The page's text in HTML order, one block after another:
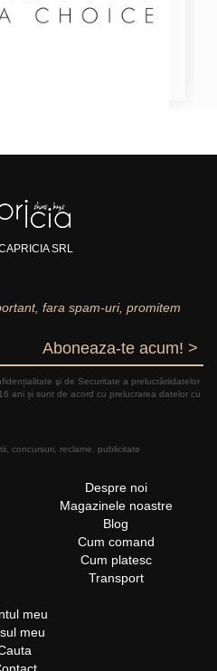
SRL
fara spam-uri, promitem
Aboneaza-te acum! >
şi de Securitate a prelucrăriidatelor
ani și sunt de acord cu prelucrarea datelor cu
concursuri, reclame, publicitate
Despre noi
Magazinele noastre
Blog
Cum comand
Cum platesc
Transport
meu
meu